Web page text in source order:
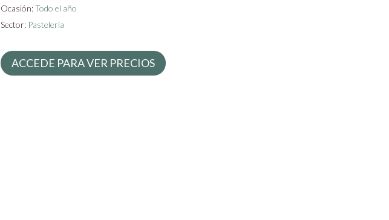
Ocasión:Todo el año
Sector: Pastelería
ACCEDE PARA VER PRECIOS